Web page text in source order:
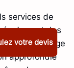
services de
des
le nettoyage
approfondie
votre devis